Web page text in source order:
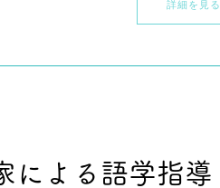
詳細を見る
による語学指導